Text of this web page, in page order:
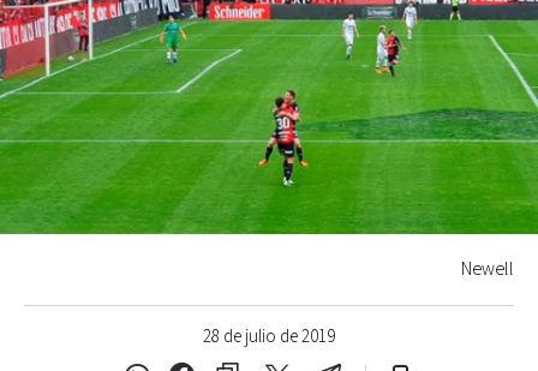
28 de julio de 2019
Newell